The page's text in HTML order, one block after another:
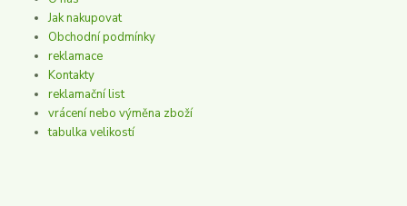
Jak nakupovat
Obchodní podmínky
reklamace
Kontakty
reklamační list
vrácení nebo výměna zboží
tabulka velikostí